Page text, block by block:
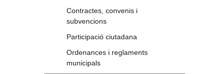
Contractes, convenis i
subvencions
Participació ciutadana
Ordenances i reglaments
municipals